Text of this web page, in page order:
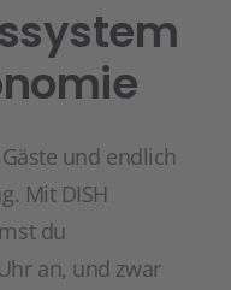
und endlich
Mit DISH
du
an, und zwar